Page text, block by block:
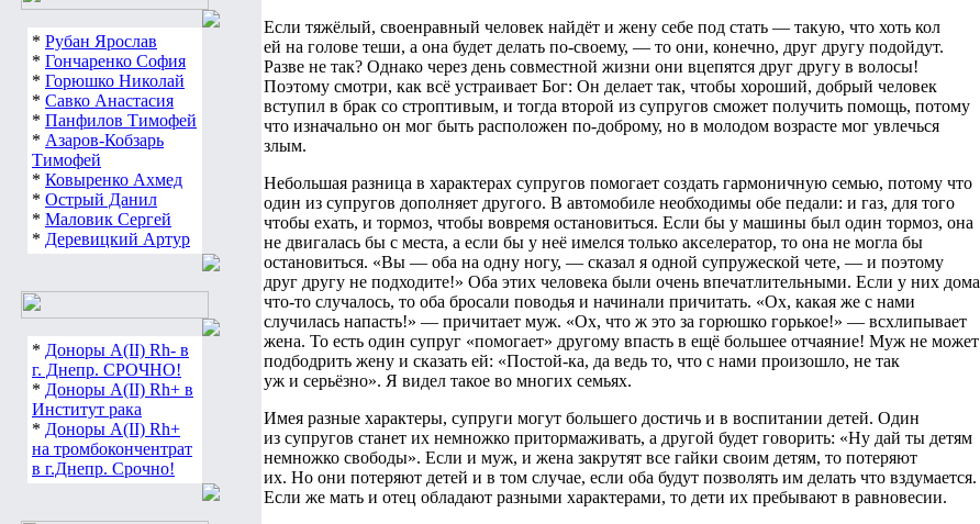
* Рубан Ярослав
* Гончаренко София
* Горюшко Николай
* Савко Анастасия
* Панфилов Тимофей
* Азаров-Кобзарь
Тимофей
* Ковыренко Ахмед
* Острый Данил
* Маловик Сергей
* Деревицкий Артур
* Доноры А(ІІ) Rh- в
г. Днепр. СРОЧНО!
* Доноры А(ІІ) Rh+ в
Институт рака
* Доноры А(ІІ) Rh+
на тромбокончентрат
в г.Днепр. Срочно!
Если тяжёлый, своенравный человек найдёт и жену себе под стать — такую, что хоть кол
ей на голове теши, а она будет делать по-своему, — то они, конечно, друг другу подойдут.
Разве не так? Однако через день совместной жизни они вцепятся друг другу в волосы!
Поэтому смотри, как всё устраивает Бог: Он делает так, чтобы хороший, добрый человек
вступил в брак со строптивым, и тогда второй из супругов сможет получить помощь, потому
что изначально он мог быть расположен по-доброму, но в молодом возрасте мог увлечься
злым.
Небольшая разница в характерах супругов помогает создать гармоничную семью, потому что
один из супругов дополняет другого. В автомобиле необходимы обе педали: и газ, для того
чтобы ехать, и тормоз, чтобы вовремя остановиться. Если бы у машины был один тормоз, она
не двигалась бы с места, а если бы у неё имелся только акселератор, то она не могла бы
остановиться. «Вы — оба на одну ногу, — сказал я одной супружеской чете, — и поэтому
друг другу не подходите!» Оба этих человека были очень впечатлительными. Если у них дома
что-то случалось, то оба бросали поводья и начинали причитать. «Ох, какая же с нами
случилась напасть!» — причитает муж. «Ох, что ж это за горюшко горькое!» — всхлипывает
жена. То есть один супруг «помогает» другому впасть в ещё большее отчаяние! Муж не может
подбодрить жену и сказать ей: «Постой-ка, да ведь то, что с нами произошло, не так
уж и серьёзно». Я видел такое во многих семьях.
Имея разные характеры, супруги могут большего достичь и в воспитании детей. Один
из супругов станет их немножко притормаживать, а другой будет говорить: «Ну дай ты детям
немножко свободы». Если и муж, и жена закрутят все гайки своим детям, то потеряют
их. Но они потеряют детей и в том случае, если оба будут позволять им делать что вздумается.
Если же мать и отец обладают разными характерами, то дети их пребывают в равновесии.